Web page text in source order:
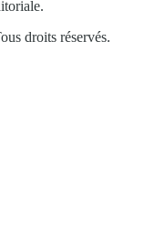
droits réservés.